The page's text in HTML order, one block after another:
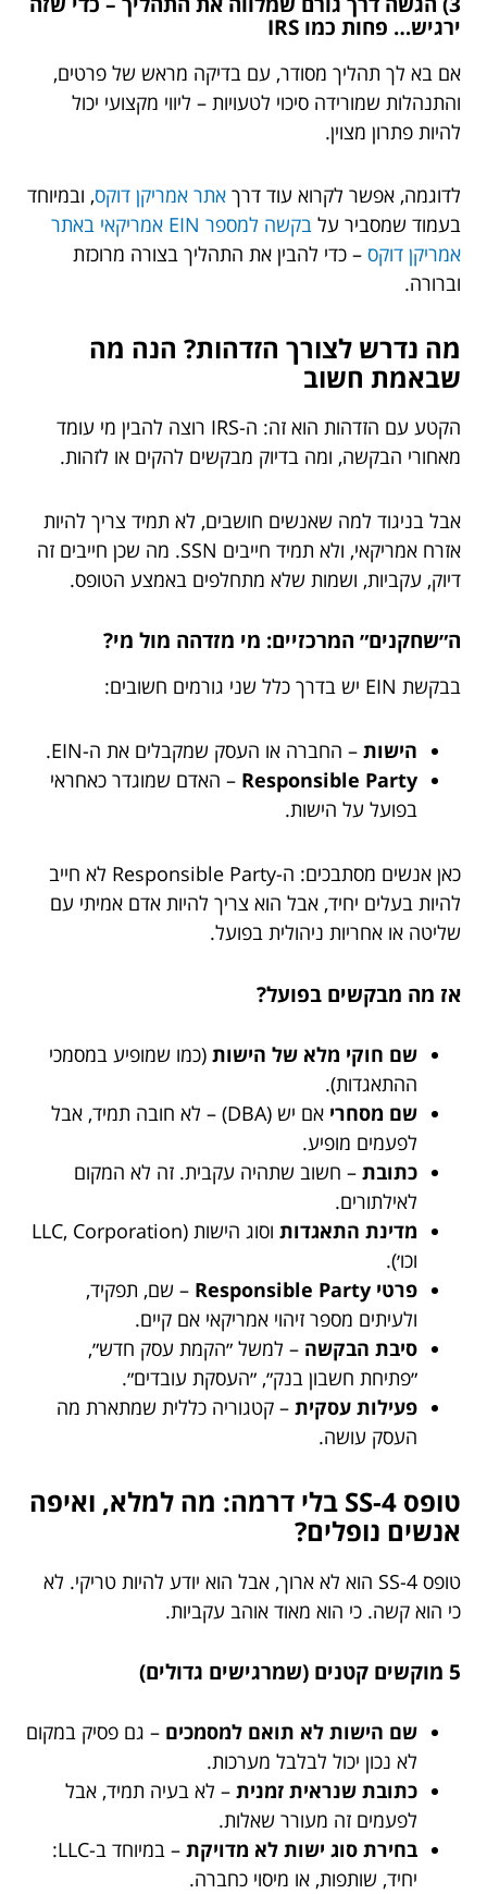
ירגיש… פחות כמו IRS
אם בא לך תהליך מסודר, עם בדיקה מראש של פרטים,
והתנהלות שמורידה סיכוי לטעויות – ליווי מקצועי יכול
להיות פתרון מצוין.
לדוגמה, אפשר לקרוא עוד דרך אתר אמריקן דוקס, ובמיוחד
בעמוד שמסביר על
בקשה למספר EIN אמריקאי באתר
אמריקן דוקס – כדי להבין את התהליך בצורה מרוכזת
וברורה.
מה נדרש לצורך הזדהות? הנה מה
שבאמת חשוב
הקטע עם הזדהות הוא זה: ה-IRS רוצה להבין מי עומד
מאחורי הבקשה, ומה בדיוק מבקשים להקים או לזהות.
אבל בניגוד למה שאנשים חושבים, לא תמיד צריך להיות
אזרח אמריקאי, ולא תמיד חייבים SSN. מה שכן חייבים זה
דיוק, עקביות, ושמות שלא מתחלפים באמצע הטופס.
ה״שחקנים״ המרכזיים: מי מזדהה מול מי?
בבקשת EIN יש בדרך כלל שני גורמים חשובים:
הישות – החברה או העסק שמקבלים את ה-EIN.
Responsible Party – האדם שמוגדר כאחראי
בפועל על הישות.
כאן אנשים מסתבכים: ה-Responsible Party לא חייב
להיות בעלים יחיד, אבל הוא צריך להיות אדם אמיתי עם
שליטה או אחריות ניהולית בפועל.
אז מה מבקשים בפועל?
שם חוקי מלא של הישות (כמו שמופיע במסמכי
ההתאגדות).
שם מסחרי
אם יש (DBA) – לא חובה תמיד, אבל
לפעמים מופיע.
כתובת – חשוב שתהיה עקבית. זה לא המקום
לאילתורים.
מדינת התאגדות
וסוג הישות (LLC, Corporation
וכו׳).
פרטי Responsible Party
– שם, תפקיד,
ולעיתים מספר זיהוי אמריקאי אם קיים.
סיבת הבקשה – למשל ״הקמת עסק חדש״,
״פתיחת חשבון בנק״, ״העסקת עובדים״.
פעילות עסקית – קטגוריה כללית שמתארת מה
העסק עושה.
טופס SS-4 בלי דרמה: מה למלא, ואיפה
אנשים נופלים?
טופס SS-4 הוא לא ארוך, אבל הוא יודע להיות טריקי. לא
כי הוא קשה. כי הוא מאוד אוהב עקביות.
5 מוקשים קטנים (שמרגישים גדולים)
שם הישות לא תואם למסמכים – גם פסיק במקום
לא נכון יכול לבלבל מערכות.
כתובת שנראית זמנית – לא בעיה תמיד, אבל
לפעמים זה מעורר שאלות.
בחירת סוג ישות לא מדויקת
– במיוחד ב-LLC:
יחיד, שותפות, או מיסוי כחברה.